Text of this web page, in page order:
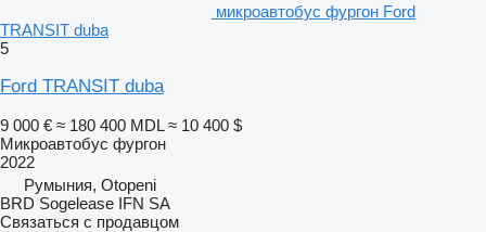
микроавтобус фургон Ford
TRANSIT duba
5
Ford TRANSIT duba
9 000 € ≈ 180 400 MDL ≈ 10 400 $
Микроавтобус фургон
2022
Румыния, Otopeni
BRD Sogelease IFN SA
Связаться с продавцом